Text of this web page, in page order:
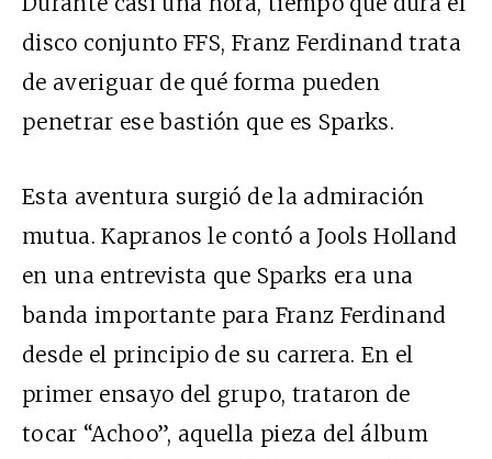
disco conjunto FFS, Franz Ferdinand trata
de averiguar de qué forma pueden
penetrar ese bastión que es Sparks.
Esta aventura surgió de la admiración
mutua. Kapranos le contó a Jools Holland
en una entrevista que Sparks era una
banda importante para Franz Ferdinand
desde el principio de su carrera. En el
primer ensayo del grupo, trataron de
tocar “Achoo”, aquella pieza del álbum